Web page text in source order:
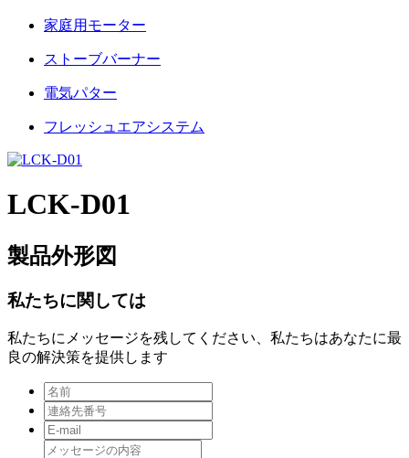
家庭用モーター
ストーブバーナー
電気パター
フレッシュエアシステム
LCK-D01
製品外形図
私たちに関しては
私たちにメッセージを残してください、私たちはあなたに最
良の解決策を提供します